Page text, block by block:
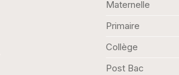
Maternelle
Primaire
Collège
Post Bac